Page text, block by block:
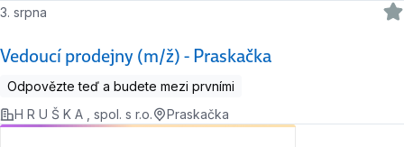
Vedoucí prodejny (m/ž) - Praskačka
3. srpna
Odpovězte teď a budete mezi prvními
H R U Š K A , spol. s r.o.
Praskačka